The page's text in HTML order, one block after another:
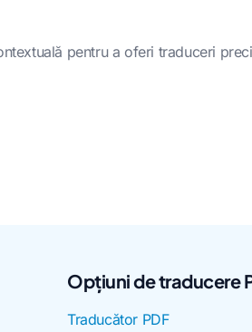
pentru a oferi traduceri
Opțiuni de traducere
Traducător PDF